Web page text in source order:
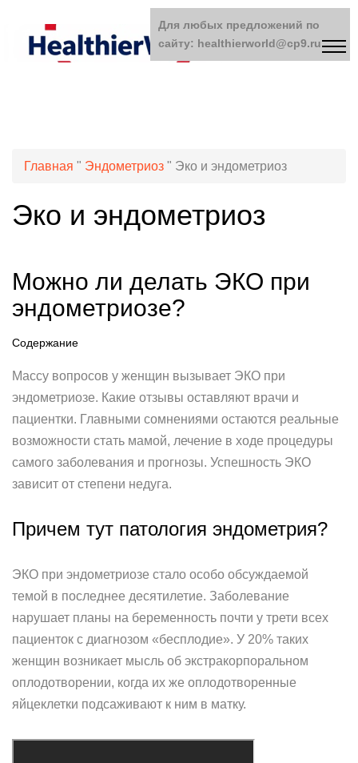
Главная " Эндометриоз " Эко и эндометриоз
Эко и эндометриоз
Можно ли делать ЭКО при
эндометриозе?
Содержание
Массу вопросов у женщин вызывает ЭКО при
эндометриозе. Какие отзывы оставляют врачи и
пациентки. Главными сомнениями остаются реальные
возможности стать мамой, лечение в ходе процедуры
самого заболевания и прогнозы. Успешность ЭКО
зависит от степени недуга.
Причем тут патология эндометрия?
ЭКО при эндометриозе стало особо обсуждаемой
темой в последнее десятилетие. Заболевание
нарушает планы на беременность почти у трети всех
пациенток с диагнозом «бесплодие». У 20% таких
женщин возникает мысль об экстракорпоральном
оплодотворении, когда их же оплодотворенные
яйцеклетки подсаживают к ним в матку.
Для любых предложений по
сайту: healthierworld@cp9.ru